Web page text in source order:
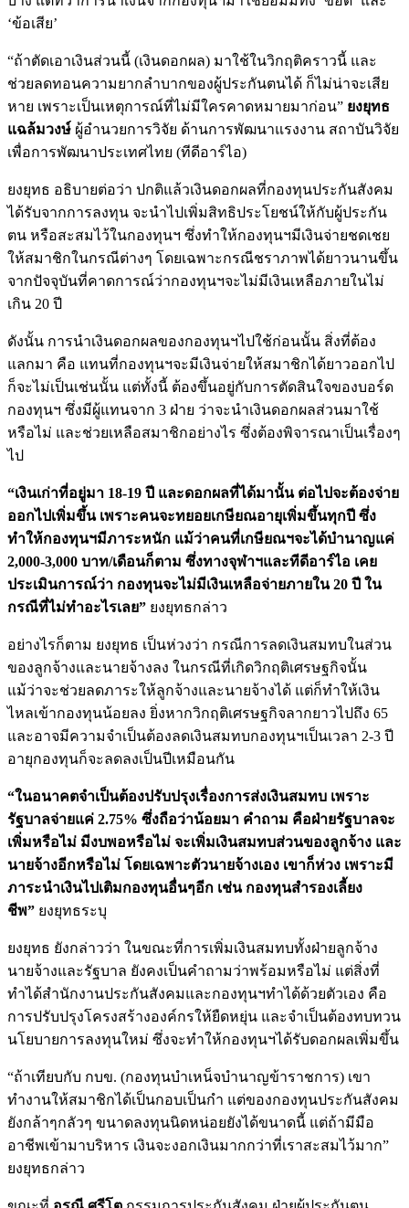
‘ข้อเสีย’
“ถ้าตัดเอาเงินส่วนนี้ (เงินดอกผล) มาใช้ในวิกฤติคราวนี้ และ
ช่วยลดทอนความยากลำบากของผู้ประกันตนได้ ก็ไม่น่าจะเสีย
หาย เพราะเป็นเหตุการณ์ที่ไม่มีใครคาดหมายมาก่อน” ยงยุทธ
แฉล้มวงษ์ ผู้อำนวยการวิจัย ด้านการพัฒนาแรงงาน สถาบันวิจัย
เพื่อการพัฒนาประเทศไทย (ทีดีอาร์ไอ)
ยงยุทธ อธิบายต่อว่า ปกติแล้วเงินดอกผลที่กองทุนประกันสังคม
ได้รับจากการลงทุน จะนำไปเพิ่มสิทธิประโยชน์ให้กับผู้ประกัน
ตน หรือสะสมไว้ในกองทุนฯ ซึ่งทำให้กองทุนฯมีเงินจ่ายชดเชย
ให้สมาชิกในกรณีต่างๆ โดยเฉพาะกรณีชราภาพได้ยาวนานขึ้น
จากปัจจุบันที่คาดการณ์ว่ากองทุนฯจะไม่มีเงินเหลือภายในไม่
เกิน 20 ปี
ดังนั้น การนำเงินดอกผลของกองทุนฯไปใช้ก่อนนั้น สิ่งที่ต้อง
แลกมา คือ แทนที่กองทุนฯจะมีเงินจ่ายให้สมาชิกได้ยาวออกไป
ก็จะไม่เป็นเช่นนั้น แต่ทั้งนี้ ต้องขึ้นอยู่กับการตัดสินใจของบอร์ด
กองทุนฯ ซึ่งมีผู้แทนจาก 3 ฝ่าย ว่าจะนำเงินดอกผลส่วนมาใช้
หรือไม่ และช่วยเหลือสมาชิกอย่างไร ซึ่งต้องพิจารณาเป็นเรื่องๆ
ไป
“เงินเก่าที่อยู่มา 18-19 ปี และดอกผลที่ได้มานั้น ต่อไปจะต้องจ่าย
ออกไปเพิ่มขึ้น เพราะคนจะทยอยเกษียณอายุเพิ่มขึ้นทุกปี ซึ่ง
ทำให้กองทุนฯมีภาระหนัก แม้ว่าคนที่เกษียณฯจะได้บำนาญแค่
2,000-3,000 บาท/เดือนก็ตาม ซึ่งทางจุฬาฯและทีดีอาร์ไอ เคย
ประเมินการณ์ว่า กองทุนจะไม่มีเงินเหลือจ่ายภายใน 20 ปี ใน
กรณีที่ไม่ทำอะไรเลย” ยงยุทธกล่าว
อย่างไรก็ตาม ยงยุทธ เป็นห่วงว่า กรณีการลดเงินสมทบในส่วน
ของลูกจ้างและนายจ้างลง ในกรณีที่เกิดวิกฤติเศรษฐกิจนั้น
แม้ว่าจะช่วยลดภาระให้ลูกจ้างและนายจ้างได้ แต่ก็ทำให้เงิน
ไหลเข้ากองทุนน้อยลง ยิ่งหากวิกฤติเศรษฐกิจลากยาวไปถึง 65
และอาจมีความจำเป็นต้องลดเงินสมทบกองทุนฯเป็นเวลา 2-3 ปี
อายุกองทุนก็จะลดลงเป็นปีเหมือนกัน
“ในอนาคตจำเป็นต้องปรับปรุงเรื่องการส่งเงินสมทบ เพราะ
รัฐบาลจ่ายแค่ 2.75% ซึ่งถือว่าน้อยมา คำถาม คือฝ่ายรัฐบาลจะ
เพิ่มหรือไม่ มีงบพอหรือไม่ จะเพิ่มเงินสมทบส่วนของลูกจ้าง และ
นายจ้างอีกหรือไม่ โดยเฉพาะตัวนายจ้างเอง เขาก็ห่วง เพราะมี
ภาระนำเงินไปเติมกองทุนอื่นๆอีก เช่น กองทุนสำรองเลี้ยง
ชีพ” ยงยุทธระบุ
ยงยุทธ ยังกล่าวว่า ในขณะที่การเพิ่มเงินสมทบทั้งฝ่ายลูกจ้าง
นายจ้างและรัฐบาล ยังคงเป็นคำถามว่าพร้อมหรือไม่ แต่สิ่งที่
ทำได้สำนักงานประกันสังคมและกองทุนฯทำได้ด้วยตัวเอง คือ
การปรับปรุงโครงสร้างองค์กรให้ยืดหยุ่น และจำเป็นต้องทบทวน
นโยบายการลงทุนใหม่ ซึ่งจะทำให้กองทุนฯได้รับดอกผลเพิ่มขึ้น
“ถ้าเทียบกับ กบข. (กองทุนบำเหน็จบำนาญข้าราชการ) เขา
ทำงานให้สมาชิกได้เป็นกอบเป็นกำ แต่ของกองทุนประกันสังคม
ยังกล้าๆกลัวๆ ขนาดลงทุนนิดหน่อยยังได้ขนาดนี้ แต่ถ้ามีมือ
อาชีพเข้ามาบริหาร เงินจะงอกเงินมากกว่าที่เราสะสมไว้มาก”
ยงยุทธกล่าว